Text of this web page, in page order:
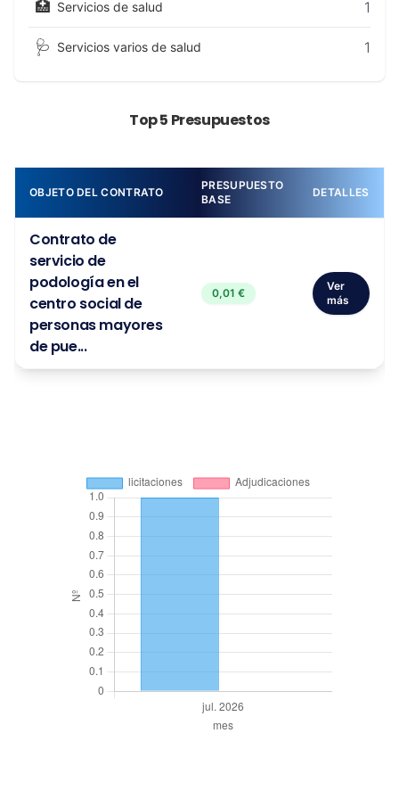
🏥 Servicios de salud 1
🩺 Servicios varios de salud 1
Top 5 Presupuestos
OBJETO DEL CONTRATO
PRESUPUESTO
BASE
DETALLES
Contrato de
servicio de
podología en el
centro social de
personas mayores
de pue...
0,01 €
Ver
más